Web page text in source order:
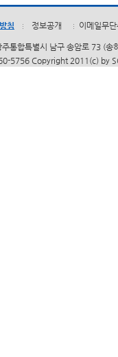
침 정보공개 이메일무
통합특별시 남구 송암로 73 (
5756 Copyright 2011(c) by